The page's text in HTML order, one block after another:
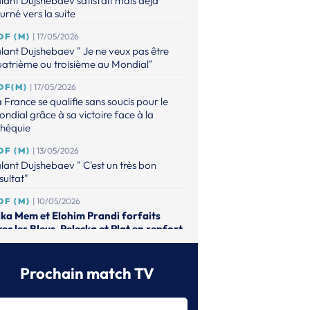
vers la suite
(M) | 17/05/2026
Dujshebaev " Je ne veux pas être
ou troisième au Mondial"
| 17/05/2026
France se qualifie sans soucis pour le
grâce à sa victoire face à la
(M) | 13/05/2026
Dujshebaev " C'est un très bon
(M) | 10/05/2026
Mem et Elohim Prandi forfaits
les Bleus, Pelecka et Plat en renfort
Dushebaev dévoile sa liste pour les
décisifs vers le Mondial
Prochain match TV